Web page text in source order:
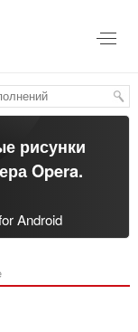
рисунки
Opera.
Android